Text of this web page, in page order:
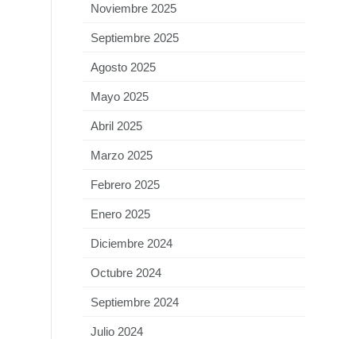
Noviembre 2025
Septiembre 2025
Agosto 2025
Mayo 2025
Abril 2025
Marzo 2025
Febrero 2025
Enero 2025
Diciembre 2024
Octubre 2024
Septiembre 2024
Julio 2024